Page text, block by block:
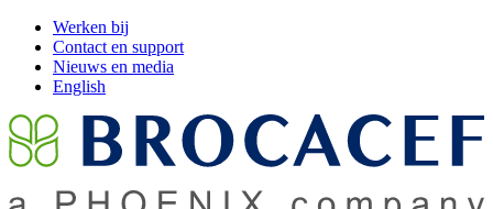
Werken bij
Contact en support
Nieuws en media
English